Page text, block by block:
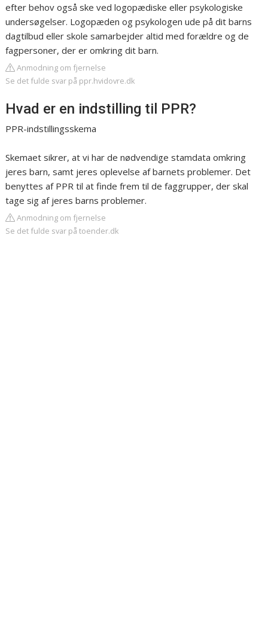
efter behov også ske ved logopædiske eller psykologiske
undersøgelser. Logopæden og psykologen ude på dit barns
dagtilbud eller skole samarbejder altid med forældre og de
fagpersoner, der er omkring dit barn.
Anmodning om fjernelse
Se det fulde svar på ppr.hvidovre.dk
Hvad er en indstilling til PPR?
PPR-indstillingsskema
Skemaet sikrer, at vi har de nødvendige stamdata omkring
jeres barn, samt jeres oplevelse af barnets problemer. Det
benyttes af PPR til at finde frem til de faggrupper, der skal
tage sig af jeres barns problemer.
Anmodning om fjernelse
Se det fulde svar på toender.dk